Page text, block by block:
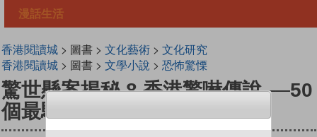
漫話生活
香港閱讀城> 圖書 > 文化藝術> 文化研究
香港閱讀城> 圖書 > 文學小說 > 恐怖驚慄
驚世懸案揭秘 8 香港驚嚇傳說──50
個最駭人聽聞的港產奇談